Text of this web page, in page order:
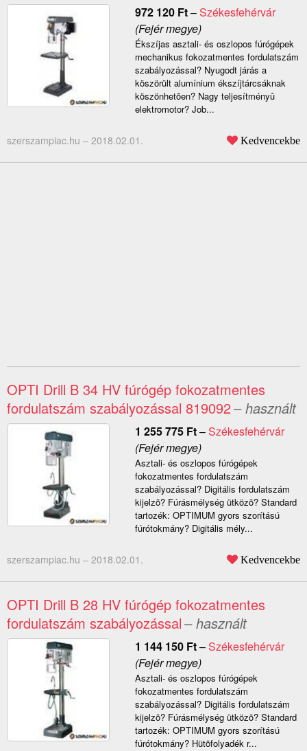
972 120 Ft–Székesfehérvár
(Fejér megye)
Ékszíjas asztali- és oszlopos fúrógépek
mechanikus fokozatmentes fordulatszám
szabályozással? Nyugodt járás a
köszörült alumínium ékszíjtárcsáknak
köszönhetõen? Nagy teljesítményû
elektromotor? Job...
szerszampiac.hu – 2018.02.01. Kedvencekbe
OPTI Drill B 34 HV fúrógép fokozatmentes
fordulatszám szabályozással 819092– használt
1 255 775 Ft–Székesfehérvár
(Fejér megye)
Asztali- és oszlopos fúrógépek
fokozatmentes fordulatszám
szabályozással? Digitális fordulatszám
kijelzõ? Fúrásmélység ütközõ? Standard
tartozék: OPTIMUM gyors szorítású
fúrótokmány? Digitális mély...
szerszampiac.hu – 2018.02.01. Kedvencekbe
OPTI Drill B 28 HV fúrógép fokozatmentes
fordulatszám szabályozással– használt
1 144 150 Ft–Székesfehérvár
(Fejér megye)
Asztali- és oszlopos fúrógépek
fokozatmentes fordulatszám
szabályozással? Digitális fordulatszám
kijelzõ? Fúrásmélység ütközõ? Standard
tartozék: OPTIMUM gyors szorítású
fúrótokmány? Hütõfolyadék r...